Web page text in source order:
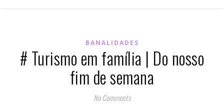
BANALIDADES
# Turismo em família | Do nosso
fim de semana
No Comments